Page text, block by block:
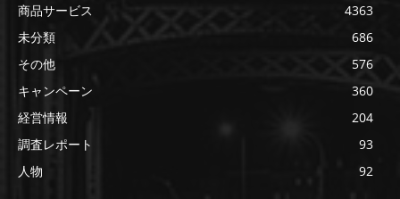
商品サービス
4363
未分類
686
その他
576
キャンペーン
360
経営情報
204
調査レポート
93
人物
92